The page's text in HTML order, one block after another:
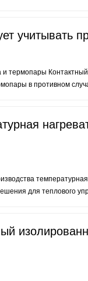
учитывать
термопары
в противном
для теплового